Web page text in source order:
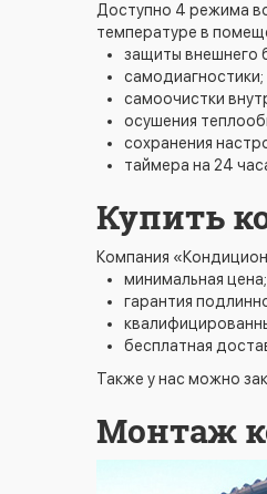
Доступно 4 режима
температуре в
защиты внешнего
самодиагностики;
самоочистки
осушения
сохранения
таймера на 24
Купить
Компания
минимальная цена;
гарантия
бесплатная
Также у нас можно
Монтаж